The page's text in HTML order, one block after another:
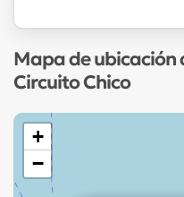
Mapa de ubicación
Circuito Chico
+
−